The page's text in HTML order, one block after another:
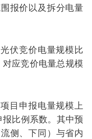
报价以及拆分电量
伏竞价电量规模比
应竞价电量总规模
目申报电量规模上
比例系数。其中预
侧、下同）与省内